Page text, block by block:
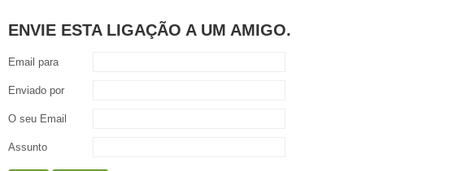
ENVIE ESTA LIGAÇÃO A UM AMIGO.
Email para
Enviado por
O seu Email
Assunto